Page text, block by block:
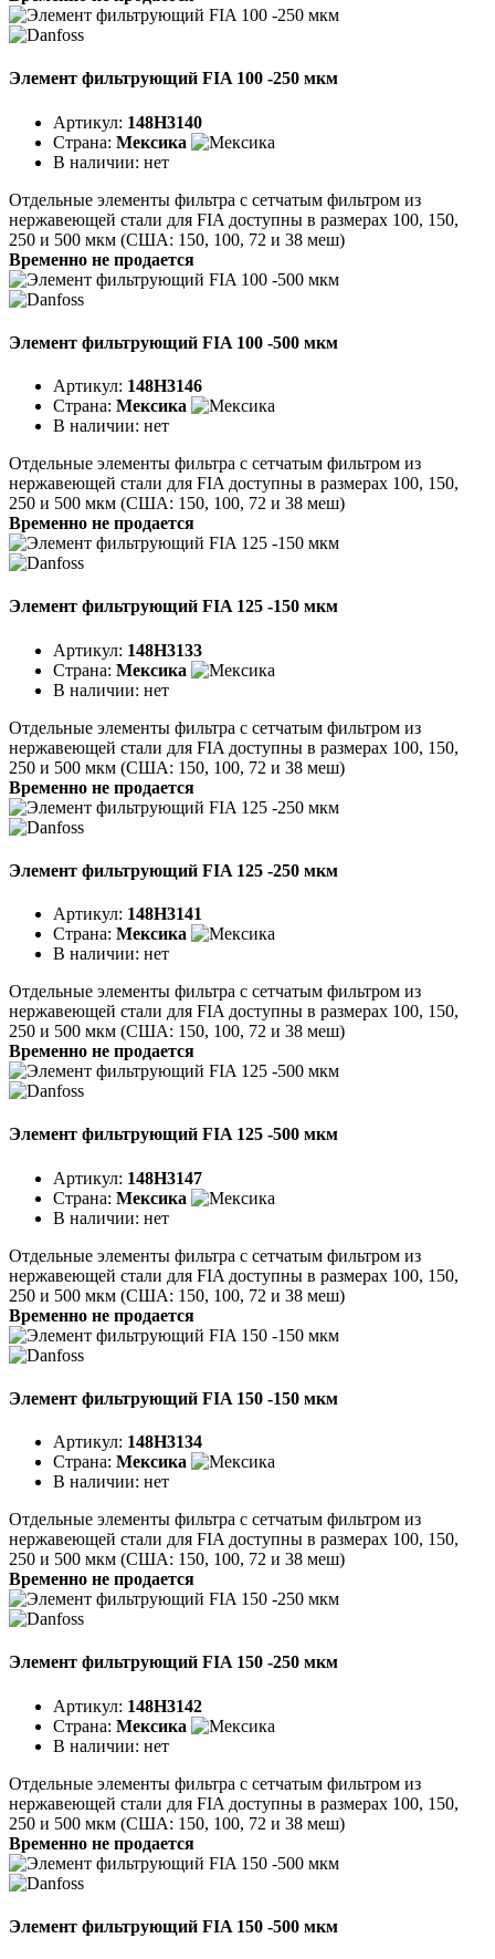
Элемент фильтрующий FIA 100 -250 мкм
Артикул: 148H3140
Страна: Мексика
В наличии: нет
Отдельные элементы фильтра с сетчатым фильтром из
нержавеющей стали для FIA доступны в размерах 100, 150,
250 и 500 мкм (США: 150, 100, 72 и 38 меш)
Временно не продается
Элемент фильтрующий FIA 100 -500 мкм
Артикул: 148H3146
Страна: Мексика
В наличии: нет
Отдельные элементы фильтра с сетчатым фильтром из
нержавеющей стали для FIA доступны в размерах 100, 150,
250 и 500 мкм (США: 150, 100, 72 и 38 меш)
Временно не продается
Элемент фильтрующий FIA 125 -150 мкм
Артикул: 148H3133
Страна: Мексика
В наличии: нет
Отдельные элементы фильтра с сетчатым фильтром из
нержавеющей стали для FIA доступны в размерах 100, 150,
250 и 500 мкм (США: 150, 100, 72 и 38 меш)
Временно не продается
Элемент фильтрующий FIA 125 -250 мкм
Артикул: 148H3141
Страна: Мексика
В наличии: нет
Отдельные элементы фильтра с сетчатым фильтром из
нержавеющей стали для FIA доступны в размерах 100, 150,
250 и 500 мкм (США: 150, 100, 72 и 38 меш)
Временно не продается
Элемент фильтрующий FIA 125 -500 мкм
Артикул: 148H3147
Страна: Мексика
В наличии: нет
Отдельные элементы фильтра с сетчатым фильтром из
нержавеющей стали для FIA доступны в размерах 100, 150,
250 и 500 мкм (США: 150, 100, 72 и 38 меш)
Временно не продается
Элемент фильтрующий FIA 150 -150 мкм
Артикул: 148H3134
Страна: Мексика
В наличии: нет
Отдельные элементы фильтра с сетчатым фильтром из
нержавеющей стали для FIA доступны в размерах 100, 150,
250 и 500 мкм (США: 150, 100, 72 и 38 меш)
Временно не продается
Элемент фильтрующий FIA 150 -250 мкм
Артикул: 148H3142
Страна: Мексика
В наличии: нет
Отдельные элементы фильтра с сетчатым фильтром из
нержавеющей стали для FIA доступны в размерах 100, 150,
250 и 500 мкм (США: 150, 100, 72 и 38 меш)
Временно не продается
Элемент фильтрующий FIA 150 -500 мкм